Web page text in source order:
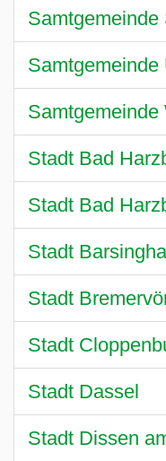
Samtgemeinde
Samtgemeinde
Samtgemeinde
Stadt Bad
Stadt Bad
Stadt
Stadt
Stadt
Stadt Dassel
Stadt Dissen